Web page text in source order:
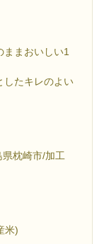
ままおいしい1
したキレのよい
枕崎市/加工
米)